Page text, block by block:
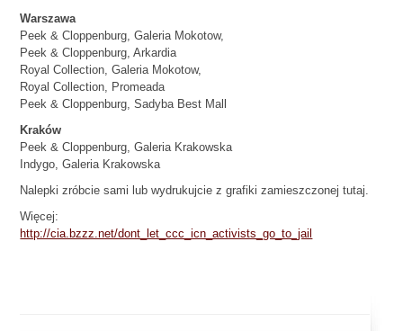
Warszawa
Peek & Cloppenburg, Galeria Mokotow,
Peek & Cloppenburg, Arkardia
Royal Collection, Galeria Mokotow,
Royal Collection, Promeada
Peek & Cloppenburg, Sadyba Best Mall
Kraków
Peek & Cloppenburg, Galeria Krakowska
Indygo, Galeria Krakowska
Nalepki zróbcie sami lub wydrukujcie z grafiki zamieszczonej tutaj.
Więcej:
http://cia.bzzz.net/dont_let_ccc_icn_activists_go_to_jail